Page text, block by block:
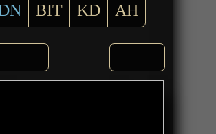
BIT KD AH